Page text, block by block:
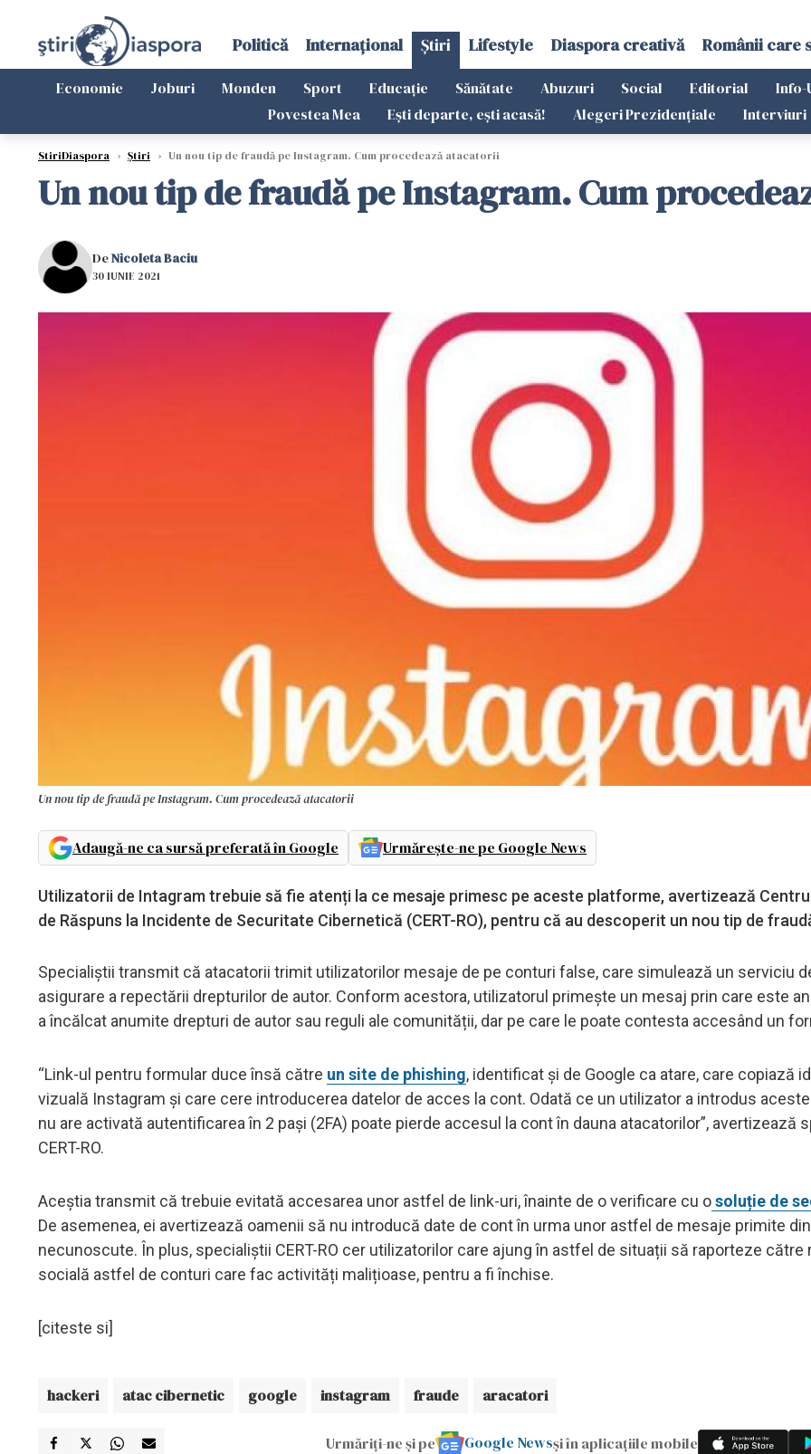
Politică Internațional Știri Lifestyle Diaspora creativă Românii care
Economie Joburi Monden Sport Educație Sănătate Abuzuri Social Editorial Info-
Povestea Mea
Ești departe, ești acasă! Alegeri Prezidențiale Interviuri
StiriDiaspora › Știri › Un nou tip de fraudă pe Instagram. Cum procedează atacatorii
Un nou tip de fraudă pe Instagram. Cum
DeNicoleta Baciu
30 IUNIE 2021
Un nou tip de fraudă pe Instagram. Cum procedează atacatorii
Adaugă-ne ca sursă preferată în Google Urmărește-ne pe Google News
Utilizatorii de Intagram trebuie să fie atenți la ce mesaje primesc pe aceste platforme, avertizează
de Răspuns la Incidente de Securitate Cibernetică (CERT-RO), pentru că au descoperit un nou tip de
Specialiștii transmit că atacatorii trimit utilizatorilor mesaje de pe conturi false, care simulează un serviciu
asigurare a repectării drepturilor de autor. Conform acestora, utilizatorul primește un mesaj prin care este
a încălcat anumite drepturi de autor sau reguli ale comunității, dar pe care le poate contesta accesând un
“Link-ul pentru formular duce însă către un site de phishing, identificat și de Google ca atare, care copiază
vizuală Instagram și care cere introducerea datelor de acces la cont. Odată ce un utilizator a introdus
nu are activată autentificarea în 2 pași (2FA) poate pierde accesul la cont în dauna atacatorilor”, avertizează
CERT-RO.
Aceștia transmit că trebuie evitată accesarea unor astfel de link-uri, înainte de o verificare cu osoluție de
De asemenea, ei avertizează oamenii să nu introducă date de cont în urma unor astfel de mesaje primite
necunoscute. În plus, specialiștii CERT-RO cer utilizatorilor care ajung în astfel de situații să raporteze către
socială astfel de conturi care fac activități malițioase, pentru a fi închise.
[citeste si]
hackeri atac cibernetic google instagram fraude aracatori
Urmăriți-ne și pe Google Newsși în aplicațiile mobile